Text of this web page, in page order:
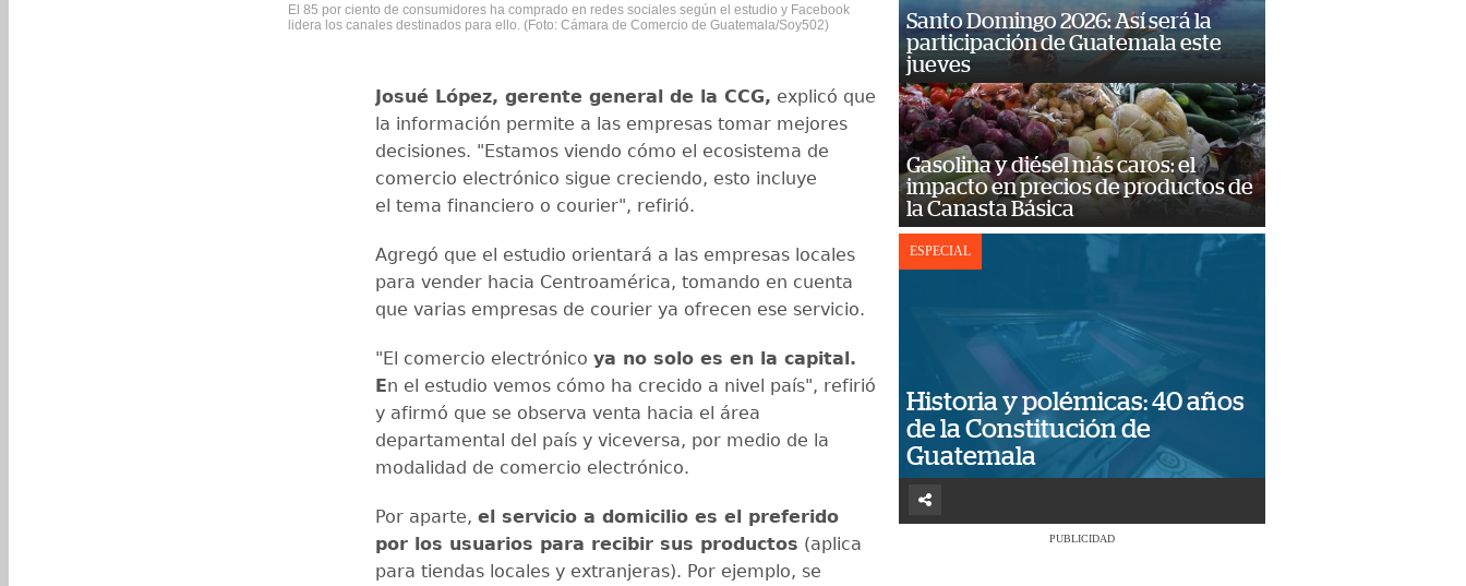
El 85 por ciento de consumidores ha comprado en redes sociales según el estudio y Facebook
lidera los canales destinados para ello. (Foto: Cámara de Comercio de Guatemala/Soy502)
Josué López, gerente general de la CCG, explicó que
la información permite a las empresas tomar mejores
decisiones. "Estamos viendo cómo el ecosistema de
comercio electrónico sigue creciendo, esto incluye
el tema financiero o courier", refirió.
Agregó que el estudio orientará a las empresas locales
para vender hacia Centroamérica, tomando en cuenta
que varias empresas de courier ya ofrecen ese servicio.
"El comercio electrónico ya no solo es en la capital.
En el estudio vemos cómo ha crecido a nivel país", refirió
y afirmó que se observa venta hacia el área
departamental del país y viceversa, por medio de la
modalidad de comercio electrónico.
Por aparte, el servicio a domicilio es el preferido
por los usuarios para recibir sus productos (aplica
para tiendas locales y extranjeras). Por ejemplo, se
Santo Domingo 2026: Así será la
participación de Guatemala este
jueves
Gasolina y diésel más caros: el
impacto en precios de productos de
la Canasta Básica
ESPECIAL
Historia y polémicas: 40 años
de la Constitución de
Guatemala
PUBLICIDAD